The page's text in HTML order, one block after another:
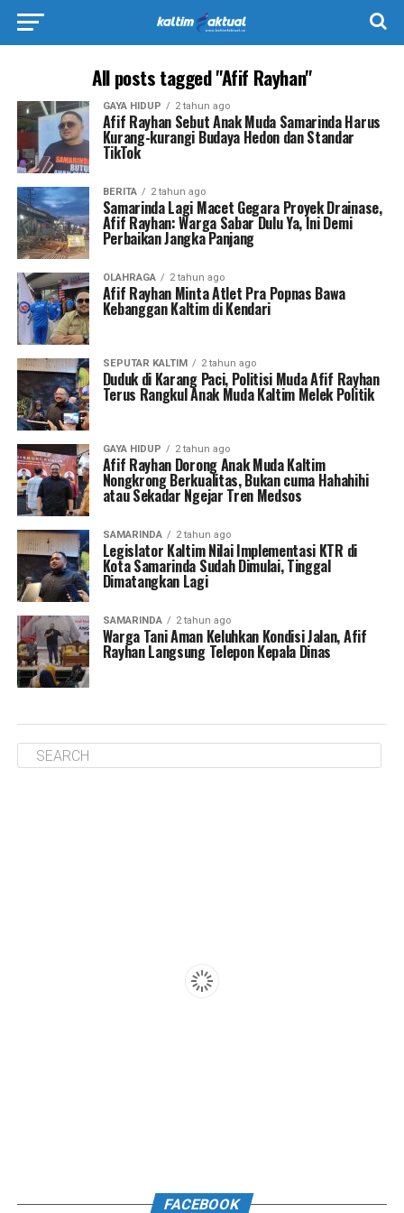
All posts tagged "Afif Rayhan"
GAYA HIDUP 2 tahun ago
Afif Rayhan Sebut Anak Muda Samarinda Harus
Kurang-kurangi Budaya Hedon dan Standar
TikTok
BERITA 2 tahun ago
Samarinda Lagi Macet Gegara Proyek Drainase,
Afif Rayhan: Warga Sabar Dulu Ya, Ini Demi
Perbaikan Jangka Panjang
OLAHRAGA 2 tahun ago
Afif Rayhan Minta Atlet Pra Popnas Bawa
Kebanggan Kaltim di Kendari
SEPUTAR KALTIM 2 tahun ago
Duduk di Karang Paci, Politisi Muda Afif Rayhan
Terus Rangkul Anak Muda Kaltim Melek Politik
GAYA HIDUP 2 tahun ago
Afif Rayhan Dorong Anak Muda Kaltim
Nongkrong Berkualitas, Bukan cuma Hahahihi
atau Sekadar Ngejar Tren Medsos
SAMARINDA 2 tahun ago
Legislator Kaltim Nilai Implementasi KTR di
Kota Samarinda Sudah Dimulai, Tinggal
Dimatangkan Lagi
SAMARINDA 2 tahun ago
Warga Tani Aman Keluhkan Kondisi Jalan, Afif
Rayhan Langsung Telepon Kepala Dinas
FACEBOOK